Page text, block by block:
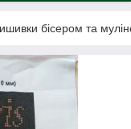
бісером та